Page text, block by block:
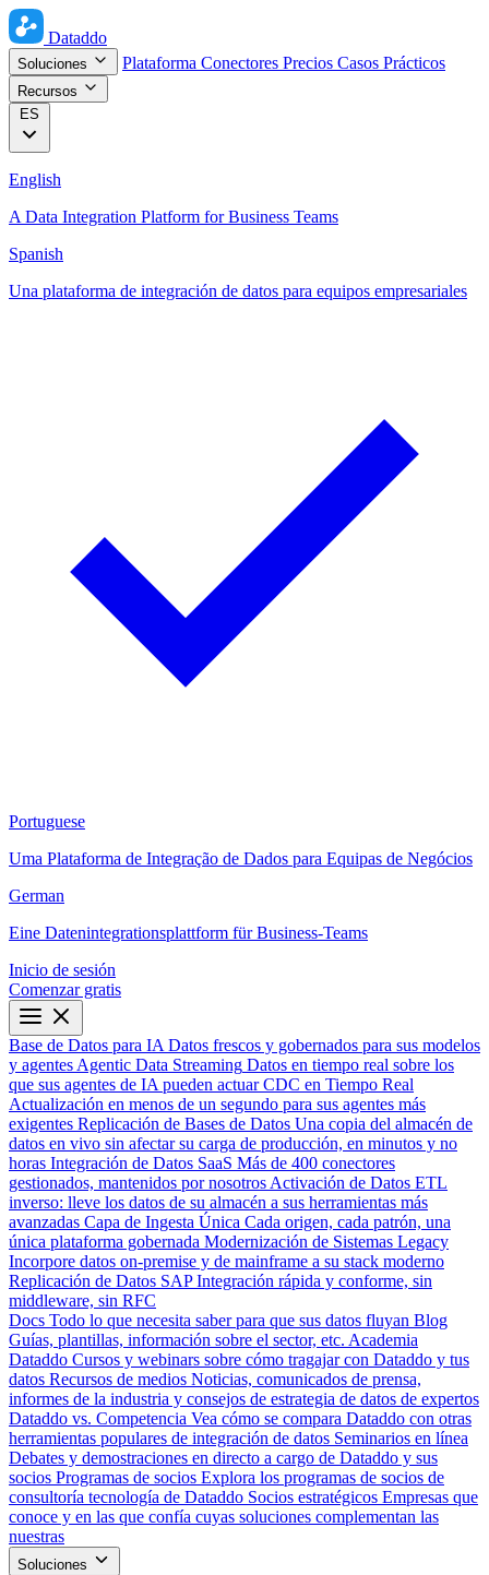
Dataddo
Soluciones Plataforma Conectores Precios Casos Prácticos
Recursos
ES
English
A Data Integration Platform for Business Teams
Spanish
Una plataforma de integración de datos para equipos empresariales
Portuguese
Uma Plataforma de Integração de Dados para Equipas de Negócios
German
Eine Datenintegrationsplattform für Business-Teams
Inicio de sesión
Comenzar gratis
Base de Datos para IA Datos frescos y gobernados para sus modelos
y agentes Agentic Data Streaming Datos en tiempo real sobre los
que sus agentes de IA pueden actuar CDC en Tiempo Real
Actualización en menos de un segundo para sus agentes más
exigentes Replicación de Bases de Datos Una copia del almacén de
datos en vivo sin afectar su carga de producción, en minutos y no
horas Integración de Datos SaaS Más de 400 conectores
gestionados, mantenidos por nosotros Activación de Datos ETL
inverso: lleve los datos de su almacén a sus herramientas más
avanzadas Capa de Ingesta Única Cada origen, cada patrón, una
única plataforma gobernada Modernización de Sistemas Legacy
Incorpore datos on-premise y de mainframe a su stack moderno
Replicación de Datos SAP Integración rápida y conforme, sin
middleware, sin RFC
Docs Todo lo que necesita saber para que sus datos fluyan Blog
Guías, plantillas, información sobre el sector, etc. Academia
Dataddo Cursos y webinars sobre cómo tragajar con Dataddo y tus
datos Recursos de medios Noticias, comunicados de prensa,
informes de la industria y consejos de estrategia de datos de expertos
Dataddo vs. Competencia Vea cómo se compara Dataddo con otras
herramientas populares de integración de datos Seminarios en línea
Debates y demostraciones en directo a cargo de Dataddo y sus
socios Programas de socios Explora los programas de socios de
consultoría tecnología de Dataddo Socios estratégicos Empresas que
conoce y en las que confía cuyas soluciones complementan las
nuestras
Soluciones